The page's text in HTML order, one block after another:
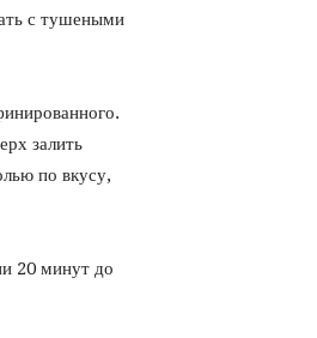
с тушеными
залить
по вкусу,
20 минут до